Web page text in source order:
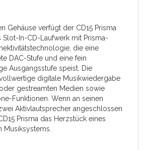
Gehäuse verfügt der CD15 Prisma
In-CD-Laufwerk mit Prisma-
die eine
DAC-Stufe und eine fein
Ausgangsstufe speist. Die
digitale Musikwiedergabe
gestreamten Medien sowie
Funktionen. Wenn an seinen
Aktivlautsprecher angeschlossen
Prisma das Herzstück eines
Musiksystems.